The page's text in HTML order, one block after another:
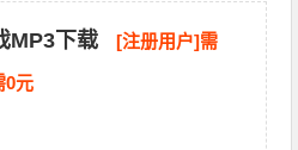
MP3下载 [注册用户]需
0元